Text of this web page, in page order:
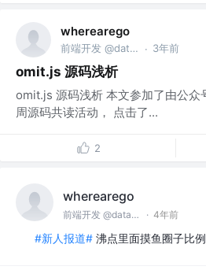
wherearego
前端开发 @dataqin · 3年前
omit.js 源码浅析
omit.js 源码浅析 本文参加了由公众
周源码共读活动， 点击了...
2
wherearego
前端开发 @dataqin · 4年前
#新人报道# 沸点里面摸鱼圈子比